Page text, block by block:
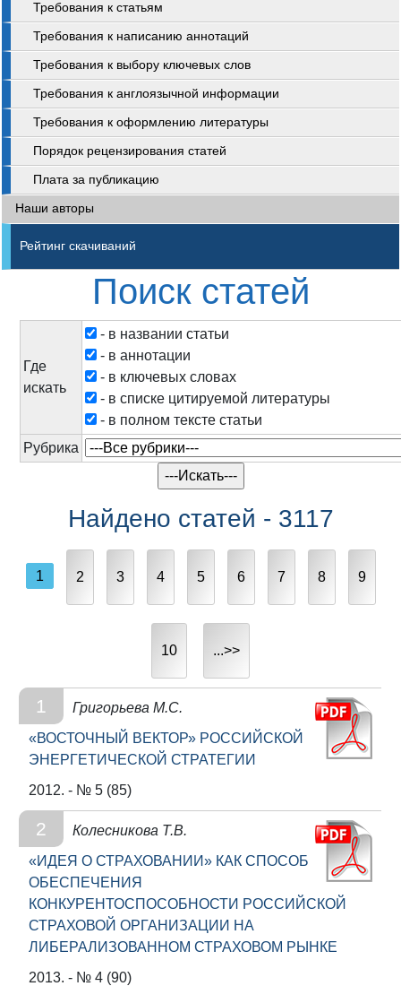
Требования к статьям
Требования к написанию аннотаций
Требования к выбору ключевых слов
Требования к англоязычной информации
Требования к оформлению литературы
Порядок рецензирования статей
Плата за публикацию
Наши авторы
Рейтинг скачиваний
Поиск статей
Где
искать
- в названии статьи
- в аннотации
- в ключевых словах
- в списке цитируемой литературы
- в полном тексте статьи
Рубрика
Найдено статей - 3117
1 2 3 4 5 6 7 8 9
10 ...>>
1
Григорьева М.С.
«ВОСТОЧНЫЙ ВЕКТОР» РОССИЙСКОЙ
ЭНЕРГЕТИЧЕСКОЙ СТРАТЕГИИ
2012. - № 5 (85)
2
Колесникова Т.В.
«ИДЕЯ О СТРАХОВАНИИ» КАК СПОСОБ
ОБЕСПЕЧЕНИЯ
КОНКУРЕНТОСПОСОБНОСТИ РОССИЙСКОЙ
СТРАХОВОЙ ОРГАНИЗАЦИИ НА
ЛИБЕРАЛИЗОВАННОМ СТРАХОВОМ РЫНКЕ
2013. - № 4 (90)